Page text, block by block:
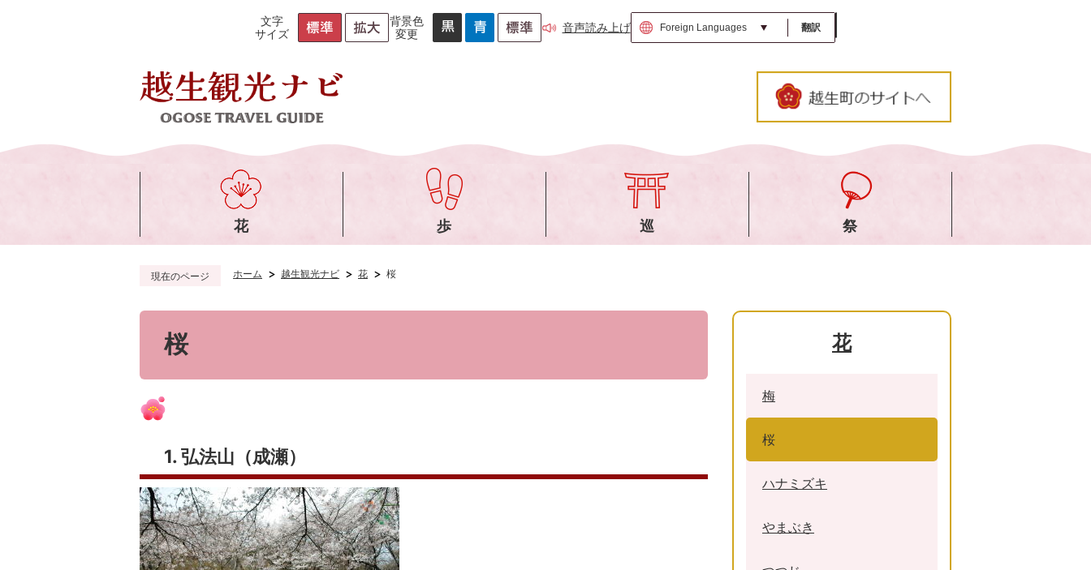
文字
サイズ
背景色
変更
音声読み上げ 翻訳
花 歩 巡 祭
現在のページ ホーム 越生観光ナビ 花 桜
桜
1. 弘法山（成瀬）
花
梅
桜
ハナミズキ
やまぶき